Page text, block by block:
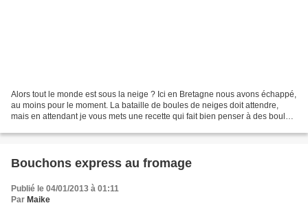
Alors tout le monde est sous la neige ? Ici en Bretagne nous avons échappé,
au moins pour le moment. La bataille de boules de neiges doit attendre,
mais en attendant je vous mets une recette qui fait bien penser à des boules
Bouchons express au fromage
Publié le 04/01/2013 à 01:11
Par Maike